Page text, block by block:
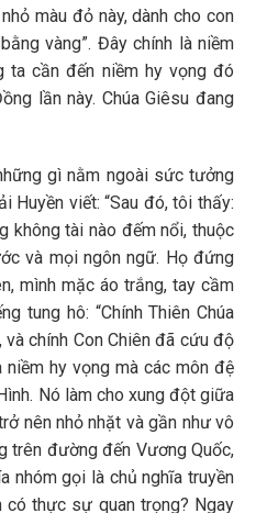
màu đỏ này, dành cho con
vàng”. Đây chính là niềm
ta cần đến niềm hy vọng đó
lần này. Chúa Giêsu đang
gì nằm ngoài sức tưởng
Huyền viết: “Sau đó, tôi thấy:
không tài nào đếm nổi, thuộc
và mọi ngôn ngữ. Họ đứng
mình mặc áo trắng, tay cầm
tung hô: “Chính Thiên Chúa
chính Con Chiên đã cứu độ
niềm hy vọng mà các môn đệ
Nó làm cho xung đột giữa
nên nhỏ nhặt và gần như vô
trên đường đến Vương Quốc,
nhóm gọi là chủ nghĩa truyền
có thực sự quan trọng? Ngay